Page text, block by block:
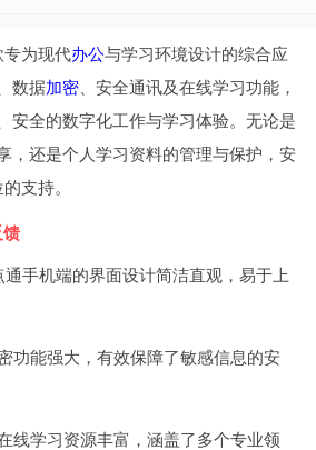
专为现代办公与学习环境设计的综合应
数据加密 、安全通讯及在线学习功能，
安全的数字化工作与学习体验。无论是
，还是个人学习资料的管理与保护，安
支持。
馈
手机端的界面设计简洁直观，易于上
功能强大，有效保障了敏感信息的安
线学习资源丰富，涵盖了多个专业领